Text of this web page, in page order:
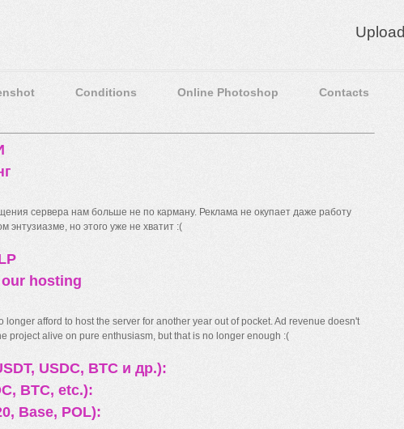
Upload
Conditions Online Photoshop Contacts
сервера нам больше не по карману. Реклама не окупает даже работу
энтузиазме, но этого уже не хватит :(
hosting
afford to host the server for another year out of pocket. Ad revenue doesn't
project alive on pure enthusiasm, but that is no longer enough :(
USDC, BTC и др.):
BTC, etc.):
Base, POL):